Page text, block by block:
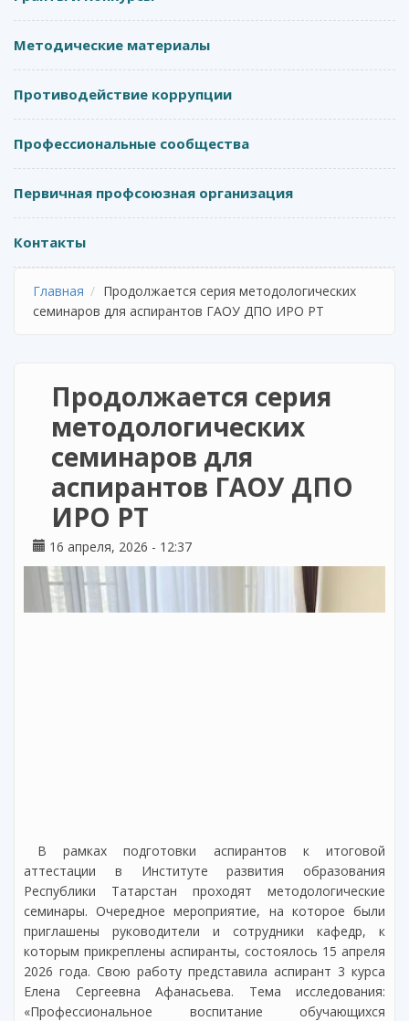
Методические материалы
Противодействие коррупции
Профессиональные сообщества
Первичная профсоюзная организация
Контакты
Главная
Продолжается серия методологических
семинаров для аспирантов ГАОУ ДПО ИРО РТ
Продолжается серия
методологических
семинаров для
аспирантов ГАОУ ДПО
ИРО РТ
16 апреля, 2026 - 12:37
В рамках подготовки аспирантов к итоговой
аттестации в Институте развития образования
Республики Татарстан проходят методологические
семинары. Очередное мероприятие, на которое были
приглашены руководители и сотрудники кафедр, к
которым прикреплены аспиранты, состоялось 15 апреля
2026 года. Свою работу представила аспирант 3 курса
Елена Сергеевна Афанасьева. Тема исследования:
«Профессиональное воспитание обучающихся